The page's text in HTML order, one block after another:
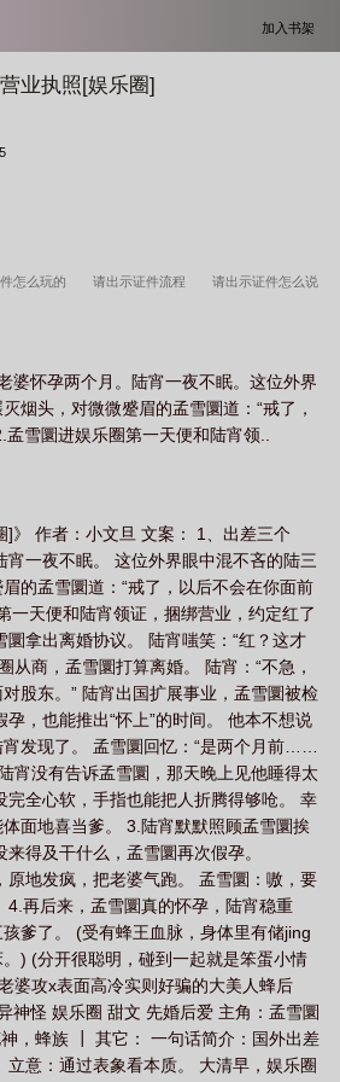
加入书架
业执照[娱乐圈]
怎么玩的 请出示证件流程 请出示证件怎么说
请出示证件英语翻译 请出示你的证件用英语怎么
示证件jorji 请出示营业执照娱乐圈TXT 请出示
示证件主题曲简谱 请出示证件怎么审查模
请出示证件安卓汉化 请出示证件在哪个平
文免费阅读 请出示证件怎么审查 请出示证件在
请出示证件怎么挣钱 请出示证件手机版中
请出示证件表情包 请出示你的证件表情包
机汉化版 请出示证件中文版 请出示证件怎么
婆怀孕两个月。陆宵一夜不眠。这位外界
烟头，对微微蹙眉的孟雪圜道：“戒了，
雪圜进娱乐圈第一天便和陆宵领..
]》 作者：小文旦 文案： 1、出差三个
宵一夜不眠。 这位外界眼中混不吝的陆三
的孟雪圜道：“戒了，以后不会在你面前
一天便和陆宵领证，捆绑营业，约定红了
拿出离婚协议。 陆宵嗤笑：“红？这才
从商，孟雪圜打算离婚。 陆宵：“不急，
股东。” 陆宵出国扩展事业，孟雪圜被检
，也能推出“怀上”的时间。 他本不想说
发现了。 孟雪圜回忆：“是两个月前……
宵没有告诉孟雪圜，那天晚上见他睡得太
完全心软，手指也能把人折腾得够呛。 幸
面地喜当爹。 3.陆宵默默照顾孟雪圜挨
得及干什么，孟雪圜再次假孕。
原地发疯，把老婆气跑。 孟雪圜：嗷，要
4.再后来，孟雪圜真的怀孕，陆宵稳重
爹了。 (受有蜂王血脉，身体里有储jing
) (分开很聪明，碰到一起就是笨蛋小情
婆攻x表面高冷实则好骗的大美人蜂后
神怪 娱乐圈 甜文 先婚后爱 主角：孟雪圜
，蜂族 ┃ 其它： 一句话简介：国外出差
立意：通过表象看本质。 大清早，娱乐圈